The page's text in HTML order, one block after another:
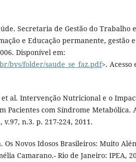
Secretaria de Gestão do Trabalho
e Educação permanente, gestão e
Disponível em:
bvs/folder/saude_se_faz.pdf>. Acesso
et al. Intervenção Nutricional e o
Pacientes com Síndrome Metabólica.
n.3. p. 217-224, 2011.
Os Novos Idosos Brasileiros: Muito
Camarano.- Rio de Janeiro: IPEA,